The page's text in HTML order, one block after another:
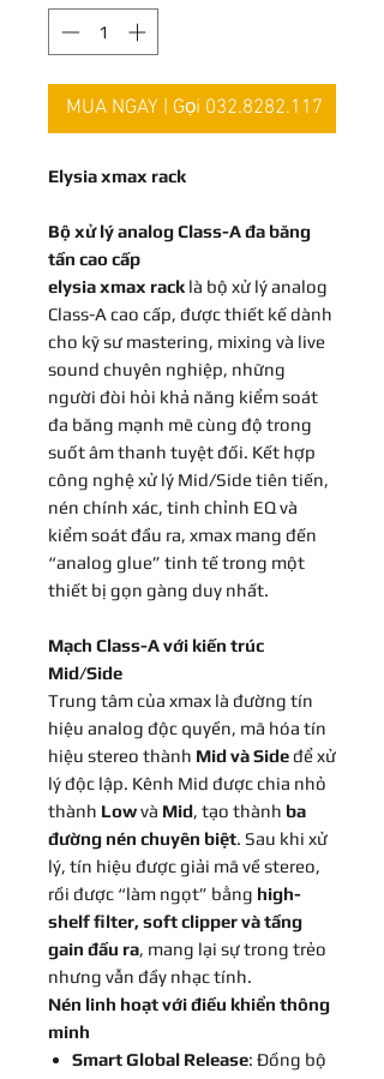
MUA NGAY | Gọi 032.8282.117
Elysia xmax rack
Bộ xử lý analog Class-A đa băng
tần cao cấp
elysia xmax rack là bộ xử lý analog
Class-A cao cấp, được thiết kế dành
cho kỹ sư mastering, mixing và live
sound chuyên nghiệp, những
người đòi hỏi khả năng kiểm soát
đa băng mạnh mẽ cùng độ trong
suốt âm thanh tuyệt đối. Kết hợp
công nghệ xử lý Mid/Side tiên tiến,
nén chính xác, tinh chỉnh EQ và
kiểm soát đầu ra, xmax mang đến
“analog glue” tinh tế trong một
thiết bị gọn gàng duy nhất.
Mạch Class-A với kiến trúc
Mid/Side
Trung tâm của xmax là đường tín
hiệu analog độc quyền, mã hóa tín
hiệu stereo thành Mid và Side để xử
lý độc lập. Kênh Mid được chia nhỏ
thành Lowvà Mid, tạo thành ba
đường nén chuyên biệt. Sau khi xử
lý, tín hiệu được giải mã về stereo,
rồi được “làm ngọt” bằng high-
shelf filter, soft clipper và tầng
gain đầu ra, mang lại sự trong trẻo
nhưng vẫn đầy nhạc tính.
Nén linh hoạt với điều khiển thông
minh
Smart Global Release: Đồng bộ